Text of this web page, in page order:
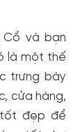
Cổ và bạn
là một thế
trưng bày
cửa hàng,
tốt đẹp để